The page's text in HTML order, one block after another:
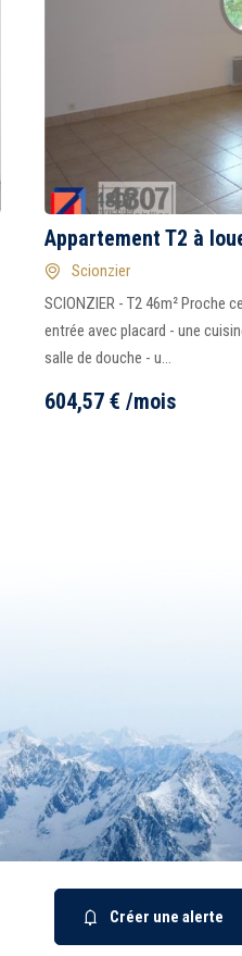
Appartement T2 à
Scionzier
SCIONZIER - T2 46m² Proche
entrée avec placard - une
salle de douche - u...
604,57 € /mois
Créer une alerte